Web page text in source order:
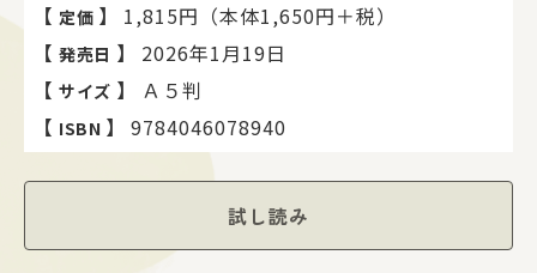
【 定価 】
1,815円（本体1,650円＋税）
【 発売日 】
2026年1月19日
【 サイズ 】
Ａ５判
【 ISBN 】 9784046078940
試し読み